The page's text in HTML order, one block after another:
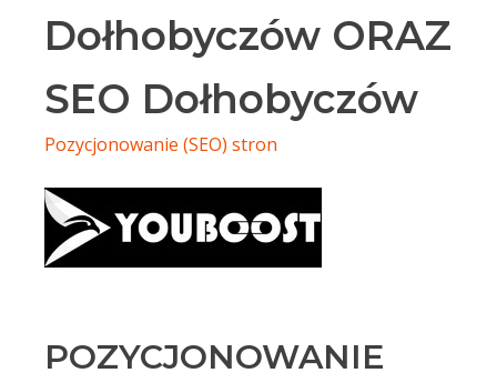
Dołhobyczów ORAZ
SEO Dołhobyczów
Pozycjonowanie (SEO) stron
POZYCJONOWANIE